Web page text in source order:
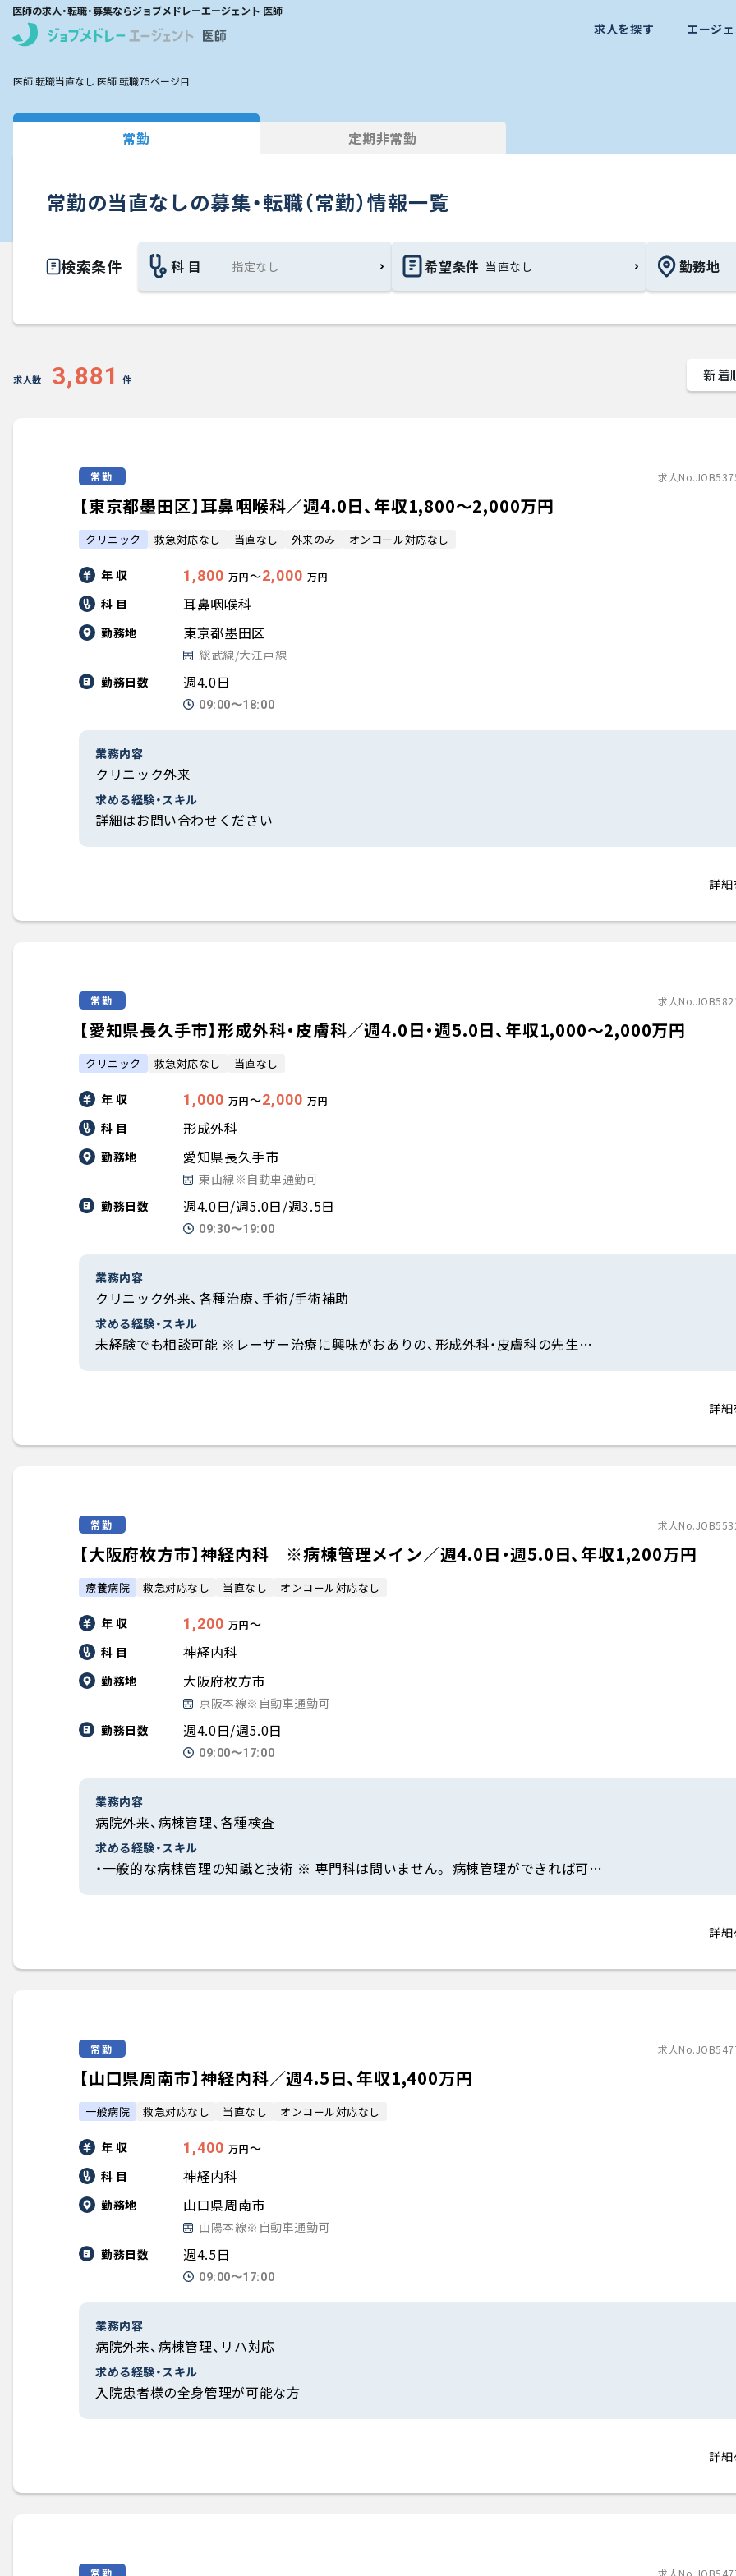
医師の求人・転職・募集ならジョブメドレーエージェント 医師
求人を探す エージ
医師 転職当直なし 医師 転職75ページ目
常勤 定期非常勤
常勤の当直なしの募集・転職（常勤）情報一覧
検索条件 科 目 希望条件 当直なし 勤務地
求人数 3,881 件
常勤 求人
【東京都墨田区】耳鼻咽喉科／週4.0日、年収1,800〜2,000万円
クリニック 救急対応なし 当直なし 外来のみ オンコール対応なし
年 収 1,800 万円〜2,000 万円
科 目 耳鼻咽喉科
勤務地 東京都墨田区
総武線/大江戸線
勤務日数
週4.0日
09:00〜18:00
業務内容
クリニック外来
求める経験・スキル
詳細はお問い合わせください
詳
常勤 求人
【愛知県長久手市】形成外科・皮膚科／週4.0日・週5.0日、年収1,000〜2,000万円
クリニック 救急対応なし 当直なし
年 収 1,000 万円〜2,000 万円
科 目 形成外科
勤務地 愛知県長久手市
東山線※自動車通勤可
勤務日数
週4.0日/週5.0日/週3.5日
09:30〜19:00
業務内容
クリニック外来、各種治療、手術/手術補助
求める経験・スキル
未経験でも相談可能 ※レーザー治療に興味がおありの、形成外科・皮膚科の先生…
詳
常勤 求人
【大阪府枚方市】神経内科 ※病棟管理メイン／週4.0日・週5.0日、年収1,200万円
療養病院 救急対応なし 当直なし オンコール対応なし
年 収 1,200 万円〜
科 目
神経内科
勤務地 大阪府枚方市
京阪本線※自動車通勤可
勤務日数
週4.0日/週5.0日
09:00〜17:00
業務内容
病院外来、病棟管理、各種検査
求める経験・スキル
・一般的な病棟管理の知識と技術 ※ 専門科は問いません。 病棟管理ができれば可…
詳
常勤 求人
【山口県周南市】神経内科／週4.5日、年収1,400万円
一般病院 救急対応なし 当直なし オンコール対応なし
年 収 1,400 万円〜
科 目
神経内科
勤務地 山口県周南市
山陽本線※自動車通勤可
勤務日数
週4.5日
09:00〜17:00
業務内容
病院外来、病棟管理、リハ対応
求める経験・スキル
入院患者様の全身管理が可能な方
詳
常勤 求人